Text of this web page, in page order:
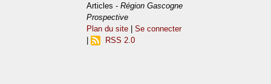
Articles -Région Gascogne
Prospective
Plan du site |Se connecter
RSS 2.0